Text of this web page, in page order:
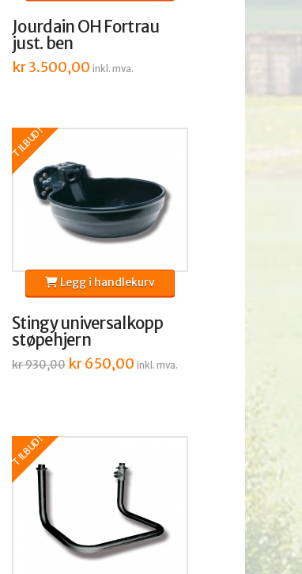
Jourdain OH Fortrau
just. ben
kr3.500,00 inkl. mva.
TILBUD!
Stingy universalkopp
støpehjern
kr930,00 Opprinnelig
pris
kr650,00 Nåværende
pris
inkl. mva.
Legg i handlekurv
TILBUD!